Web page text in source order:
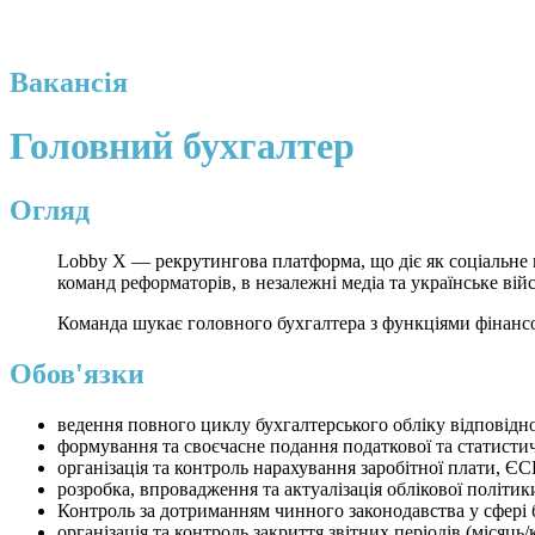
Вакансія
Головний бухгалтер
Огляд
Lobby X — рекрутингова платформа, що діє як соціальне
команд реформаторів, в незалежні медіа та українське
Команда шукає головного бухгалтера з функціями
Обов'язки
ведення повного циклу бухгалтерського обліку
формування та своєчасне подання податкової та
організація та контроль нарахування заробітної плати,
розробка, впровадження та актуалізація облікової
Контроль за дотриманням чинного законодавства у сфері